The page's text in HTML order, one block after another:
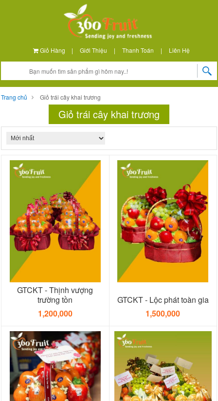
Giỏ Hàng | Giới Thiệu | Thanh Toán | Liên Hệ
Trang chủ Giỏ trái cây khai trương
Giỏ trái cây khai trương
GTCKT - Thịnh vượng
trường tồn
1,200,000
GTCKT - Lộc phát toàn gia
1,500,000